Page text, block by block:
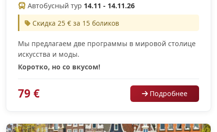
Автобусный тур 14.11 - 14.11.26
Скидка 25 € за 15 боликов
Мы предлагаем две программы в мировой столице
искусства и моды.
Коротко, но со вкусом!
79 € Подробнее